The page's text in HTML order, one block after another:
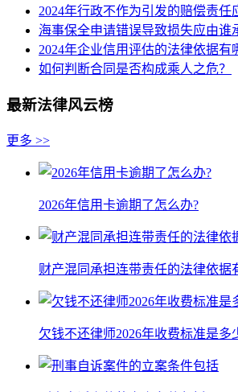
2024年行政不作为引发的赔偿责任
海事保全申请错误导致损失应由谁
2024年企业信用评估的法律依据有
如何判断合同是否构成乘人之危？
最新法律风云榜
更多 >>
2026年信用卡逾期了怎么办?
财产混同承担连带责任的法律依据
欠钱不还律师2026年收费标准是多